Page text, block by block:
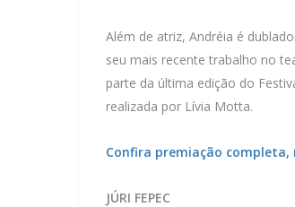
Além de atriz, Andréia é
seu mais recente trabalho no
parte da última edição do
realizada por Lívia Motta.
Confira premiação completa,
JÚRI FEPEC